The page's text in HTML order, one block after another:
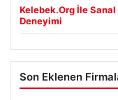
Kelebek.Org İle
Deneyimi
Son Eklenen